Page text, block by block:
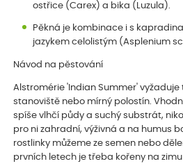
ostřice (Carex) a bika (Luzula).
Pěkná je kombinace i s
jazykem celolistým (Asplenium
Návod na pěstování
Alstromérie 'Indian Summer'
stanoviště nebo mírný polostín.
spíše vlhčí půdy a suchý substrát,
pro ni zahradní, výživná a na humus
rostlinky můžeme ze semen nebo
prvních letech je třeba kořeny na